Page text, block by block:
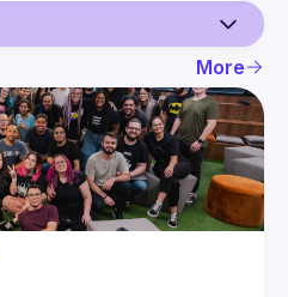
More